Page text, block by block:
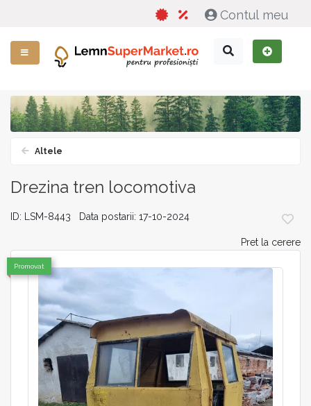
Contul meu
Altele
Drezina tren locomotiva
ID: LSM-8443 Data postarii: 17-10-2024
Pret la cerere
Promovat